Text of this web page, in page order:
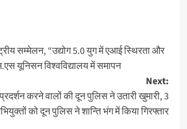
सम्मेलन, “उद्योग 5.0 युग में एआई स्थिरता और
यूनिसन विश्वविद्यालय में समापन
Next:
करने वालों की दून पुलिस ने उतारी खुमारी, 3
को दून पुलिस ने शान्ति भंग में किया गिरफ्तार